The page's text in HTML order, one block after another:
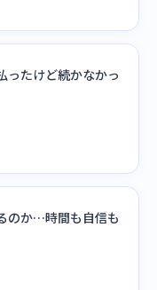
ったけど続かなかっ
のか…時間も自信も